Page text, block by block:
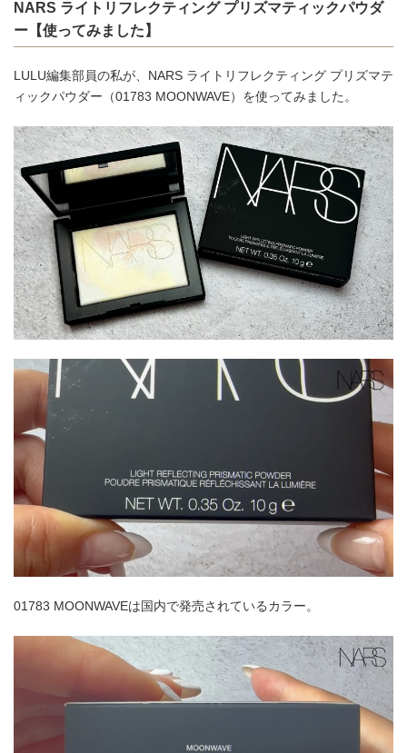
NARS ライトリフレクティング プリズマティックパウダ
ー【使ってみました】
LULU編集部員の私が、NARS ライトリフレクティング プリズマテ
ィックパウダー（01783 MOONWAVE）を使ってみました。
01783 MOONWAVEは国内で発売されているカラー。